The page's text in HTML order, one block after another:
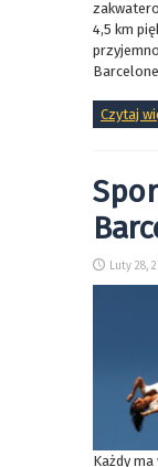
4,5 km
Czytaj
Luty 28,
Każdy